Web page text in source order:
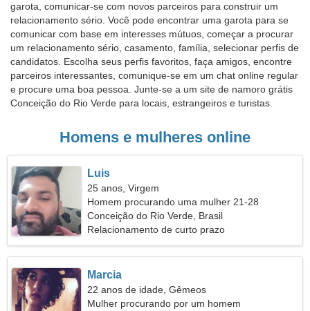
garota, comunicar-se com novos parceiros para construir um
relacionamento sério. Você pode encontrar uma garota para se
comunicar com base em interesses mútuos, começar a procurar
um relacionamento sério, casamento, família, selecionar perfis de
candidatos. Escolha seus perfis favoritos, faça amigos, encontre
parceiros interessantes, comunique-se em um chat online regular
e procure uma boa pessoa. Junte-se a um site de namoro grátis
Conceição do Rio Verde para locais, estrangeiros e turistas.
Homens e mulheres online
Luis
25 anos, Virgem
Homem procurando uma mulher 21-28
Conceição do Rio Verde, Brasil
Relacionamento de curto prazo
Marcia
22 anos de idade, Gêmeos
Mulher procurando por um homem